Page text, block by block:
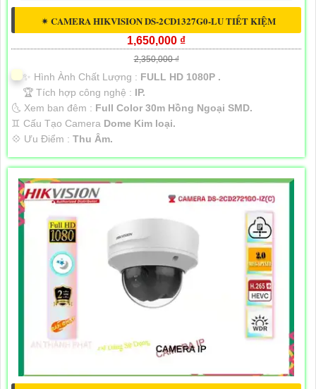
✴ CAMERA HIKVISION DS-2CD1327G0-LU TIẾT KIỆM
1,650,000 ₫
2,350,000 ₫
✨ Hình Ành Chất Lượng : FULL HD 1080P .
🏆 Tích hợp công nghệ : IP.
🌜 Xem ban đêm : Full Color 30m Hồng Ngoại SMD.
♊ Cấu Tạo Camera Dome Kim loại.
️💠 Ưu Điểm : Thu Âm.